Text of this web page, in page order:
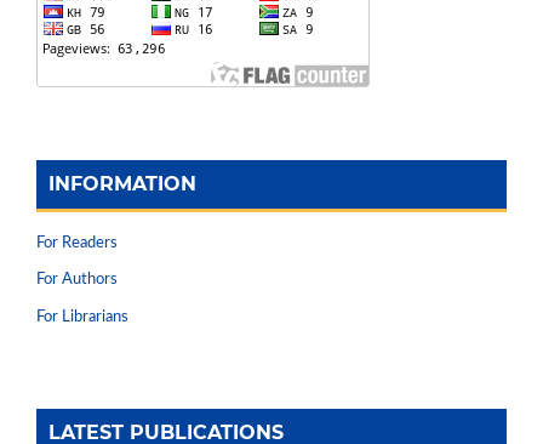
INFORMATION
For Readers
For Authors
For Librarians
LATEST PUBLICATIONS